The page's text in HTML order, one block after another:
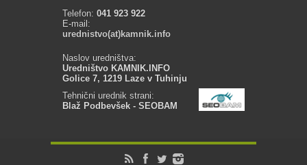
Telefon: 041 923 922
E-mail:
urednistvo(at)kamnik.info
Naslov uredništva:
Uredništvo KAMNIK.INFO
Golice 7, 1219 Laze v Tuhinju
Tehnični urednik strani:
Blaž Podbevšek - SEOBAM